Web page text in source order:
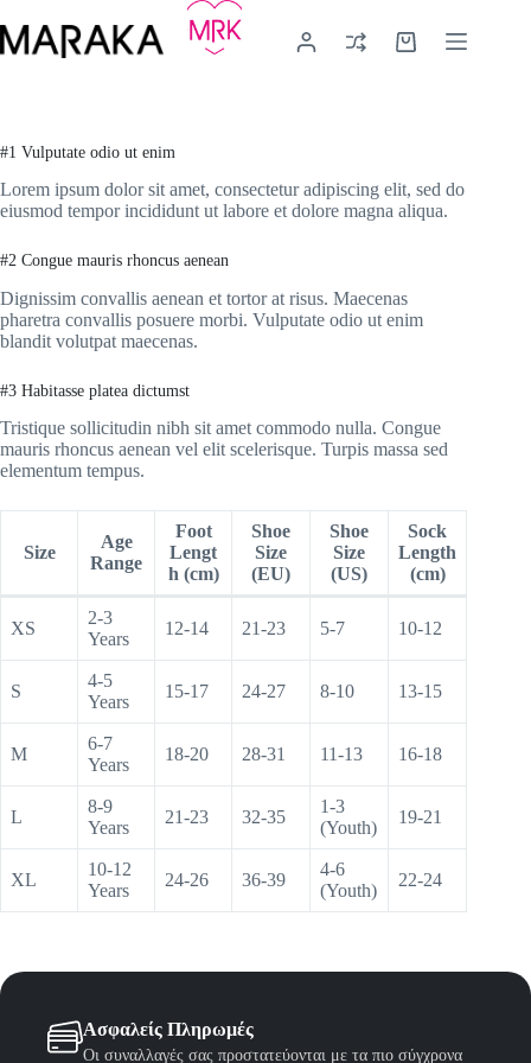
στο
περιεχόμενο
Καλάθι
#1 Vulputate odio ut enim
Lorem ipsum dolor sit amet, consectetur adipiscing elit, sed do
eiusmod tempor incididunt ut labore et dolore magna aliqua.
#2 Congue mauris rhoncus aenean
Dignissim convallis aenean et tortor at risus. Maecenas
pharetra convallis posuere morbi. Vulputate odio ut enim
blandit volutpat maecenas.
#3 Habitasse platea dictumst
Tristique sollicitudin nibh sit amet commodo nulla. Congue
mauris rhoncus aenean vel elit scelerisque. Turpis massa sed
elementum tempus.
Size
Age
Range
Foot
Lengt
h (cm)
Shoe
Size
(EU)
Shoe
Size
(US)
Sock
Length
(cm)
XS
2-3
Years
12-14 21-23 5-7 10-12
S
4-5
Years
15-17 24-27 8-10 13-15
M
6-7
Years
18-20 28-31 11-13 16-18
L
8-9
Years
21-23 32-35
1-3
(Youth)
19-21
XL
10-12
Years
24-26 36-39
4-6
(Youth)
22-24
Ασφαλείς Πληρωμές
Οι συναλλαγές σας προστατεύονται με τα πιο σύγχρονα